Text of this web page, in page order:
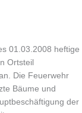
01.03.2008 heftige
Ortsteil
Die Feuerwehr
Bäume und
der